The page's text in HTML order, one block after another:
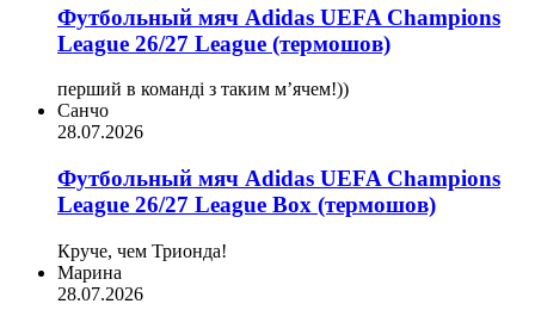
Футбольный мяч Adidas UEFA Champions
League 26/27 League (термошов)
перший в команді з таким мʼячем!))
Санчо
28.07.2026
Футбольный мяч Adidas UEFA Champions
League 26/27 League Box (термошов)
Круче, чем Трионда!
Марина
28.07.2026